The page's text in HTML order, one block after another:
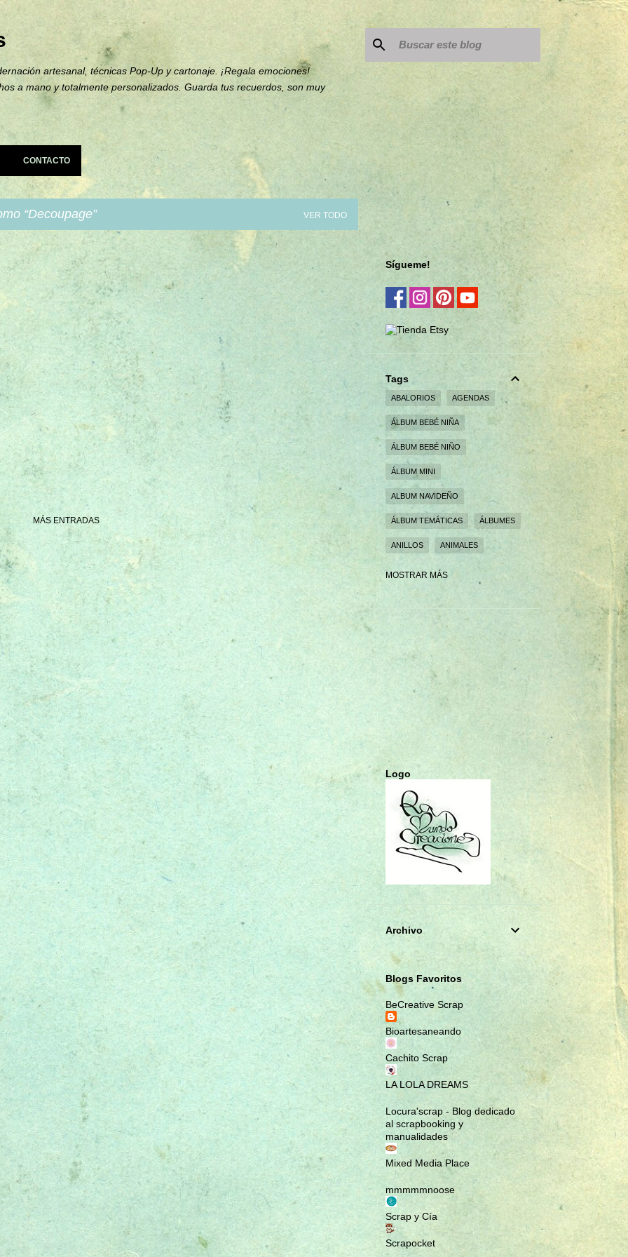
Ir al contenido principal
artesanal, técnicas Pop-Up y cartonaje. ¡Regala emociones!
a mano y totalmente personalizados. Guarda tus recuerdos, son muy
CONTACTO
Decoupage VER TODO
MÁS ENTRADAS
Sígueme!
Tags
ABALORIOS AGENDAS
ÁLBUM BEBÉ NIÑA
ÁLBUM BEBÉ NIÑO
ÁLBUM MINI
ALBUM NAVIDEÑO
ÁLBUM TEMÁTICAS ÁLBUMES
ANILLOS ANIMALES
BODAS BROCHES
CAJA EXPLOSIVA
CAJAS PERSONALIZADAS
CHARMS COLGANTES
COMUNIÓN CUADERNOS A5
CUMPLEAÑOS DECOUPAGE
DIARIO SECRETO DIARIOS
ESTRELLA FOTO ALBUM
FOTOGRAFÍA
HAUL DE COMPRAS INFANTIL
LIBRETAS A6
LIBRO DE FIRMAS
LIBRO DE FIRMAS PRIMERA COMUNIÓN
LIBRO DE FIRMAS Y ALBUM DE FOTOS
LIFESTYLE
LLAMADOR DE ÁNGELES
MARCAPÁGINAS MASCOTAS
MINI ÁLBUM
MINI ÁLBUM MALETÍN; ROMA
NOTEBOOK PENDIENTES
PULSERAS
RA MUNDO CREACIONES
RAMUNDOCREACIONES
RECETARIO
REGALA EMOCIONES
REGALOS NAVIDEÑOS
REGALOS ORIGINALES
SCRAP SCRAPBOOK
MOSTRAR MÁS
Logo
Archivo
Blogs Favoritos
BeCreative Scrap
Bioartesaneando
Cachito Scrap
LA LOLA DREAMS
Locura'scrap - Blog dedicado
al scrapbooking y
manualidades
Mixed Media Place
mmmmmnoose
Scrap y Cía
Scrapocket